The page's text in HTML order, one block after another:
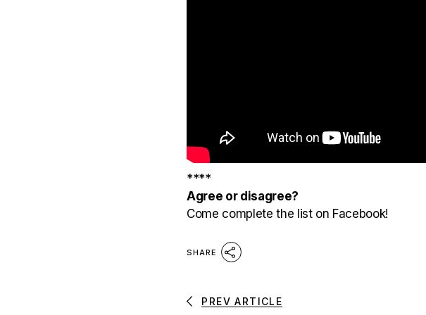
****
Agree or disagree?
Come complete the list on Facebook!
SHARE
PREV ARTICLE